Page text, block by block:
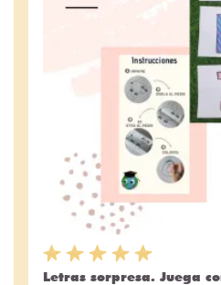
Letras sorpresa. Juega